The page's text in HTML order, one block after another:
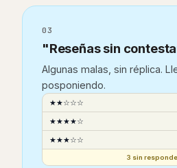
03
"Reseñas sin
Algunas malas, sin réplica.
posponiendo.
★★☆☆☆
★★★★☆
★★★☆☆
3 sin